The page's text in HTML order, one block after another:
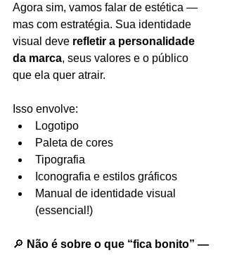
Agora sim, vamos falar de estética —
mas com estratégia. Sua identidade
visual deve refletir a personalidade
da marca, seus valores e o público
que ela quer atrair.
Isso envolve:
Logotipo
Paleta de cores
Tipografia
Iconografia e estilos gráficos
Manual de identidade visual
(essencial!)
🔎 Não é sobre o que “fica bonito” —